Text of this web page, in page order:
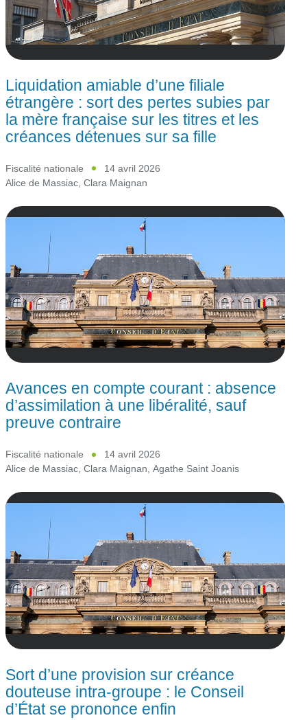
Liquidation amiable d’une filiale
étrangère : sort des pertes subies par
la mère française sur les titres et les
créances détenues sur sa fille
Fiscalité nationale
14 avril 2026
Alice de Massiac, Clara Maignan
Avances en compte courant : absence
d’assimilation à une libéralité, sauf
preuve contraire
Fiscalité nationale
14 avril 2026
Alice de Massiac, Clara Maignan, Agathe Saint Joanis
Sort d’une provision sur créance
douteuse intra-groupe : le Conseil
d’État se prononce enfin